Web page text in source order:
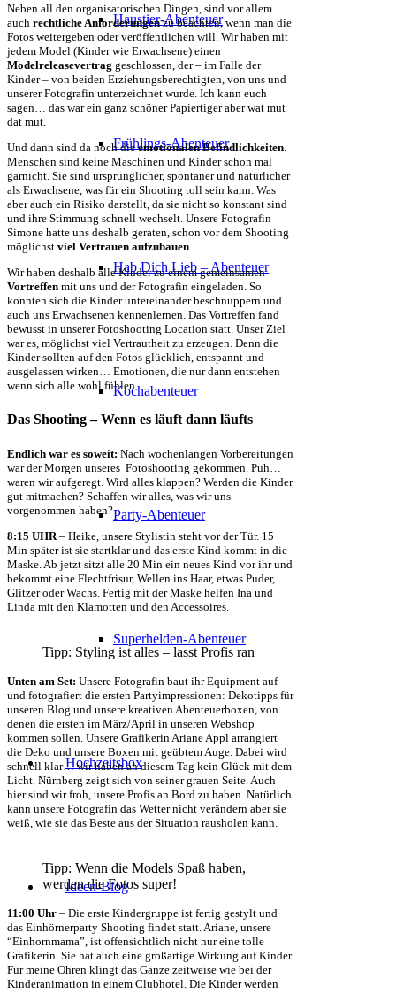
Haustier-Abenteuer
Frühlings-Abenteuer
Hab Dich Lieb – Abenteuer
Kochabenteuer
Party-Abenteuer
Superhelden-Abenteuer
Hochzeitsbox
Ideen-Blog
Neben all den organisatorischen Dingen, sind vor allem
auch rechtliche Anforderungenzu beachten, wenn man die
Fotos weitergeben oder veröffentlichen will. Wir haben mit
jedem Model (Kinder wie Erwachsene) einen
Modelreleasevertrag geschlossen, der – im Falle der
Kinder – von beiden Erziehungsberechtigten, von uns und
unserer Fotografin unterzeichnet wurde. Ich kann euch
sagen… das war ein ganz schöner Papiertiger aber wat mut
dat mut.
Und dann sind da noch dieemotionalen Befindlichkeiten
Menschen sind keine Maschinen und Kinder schon mal
garnicht. Sie sind ursprünglicher, spontaner und natürlicher
als Erwachsene, was für ein Shooting toll sein kann. Was
aber auch ein Risiko darstellt, da sie nicht so konstant sind
und ihre Stimmung schnell wechselt. Unsere Fotografin
Simone hatte uns deshalb geraten, schon vor dem Shooting
möglichst viel Vertrauen aufzubauen
Wir haben deshalb alle Kinder zu einem gemeinsamen
Vortreffen mit uns und der Fotografin eingeladen. So
konnten sich die Kinder untereinander beschnuppern und
auch uns Erwachsenen kennenlernen. Das Vortreffen fand
bewusst in unserer Fotoshooting Location statt. Unser Ziel
war es, möglichst viel Vertrautheit zu erzeugen. Denn die
Kinder sollten auf den Fotos glücklich, entspannt und
ausgelassen wirken… Emotionen, die nur dann entstehen
wenn sich alle wohl fühlen.
Das Shooting – Wenn es läuft dann läufts
Endlich war es soweit: Nach wochenlangen Vorbereitungen
war der Morgen unseres Fotoshooting gekommen. Puh…
waren wir aufgeregt. Wird alles klappen? Werden die Kinder
gut mitmachen? Schaffen wir alles, was wir uns
vorgenommen haben?
8:15 UHR – Heike, unsere Stylistin steht vor der Tür. 15
Min später ist sie startklar und das erste Kind kommt in die
Maske. Ab jetzt sitzt alle 20 Min ein neues Kind vor ihr und
bekommt eine Flechtfrisur, Wellen ins Haar, etwas Puder,
Glitzer oder Wachs. Fertig mit der Maske helfen Ina und
Linda mit den Klamotten und den Accessoires.
Tipp: Styling ist alles – lasst Profis ran
Unten am Set: Unsere Fotografin baut ihr Equipment auf
und fotografiert die ersten Partyimpressionen: Dekotipps für
unseren Blog und unsere kreativen Abenteuerboxen, von
denen die ersten im März/April in unseren Webshop
kommen sollen. Unsere Grafikerin Ariane Appl arrangiert
die Deko und unsere Boxen mit geübtem Auge. Dabei wird
schnell klar… wir haben an diesem Tag kein Glück mit dem
Licht. Nürnberg zeigt sich von seiner grauen Seite. Auch
hier sind wir froh, unsere Profis an Bord zu haben. Natürlich
kann unsere Fotografin das Wetter nicht verändern aber sie
weiß, wie sie das Beste aus der Situation rausholen kann.
Tipp: Wenn die Models Spaß haben,
werden die Fotos super!
11:00 Uhr – Die erste Kindergruppe ist fertig gestylt und
das Einhörnerparty Shooting findet statt. Ariane, unsere
“Einhornmama”, ist offensichtlich nicht nur eine tolle
Grafikerin. Sie hat auch eine großartige Wirkung auf Kinder.
Für meine Ohren klingt das Ganze zeitweise wie bei der
Kinderanimation in einem Clubhotel. Die Kinder werden